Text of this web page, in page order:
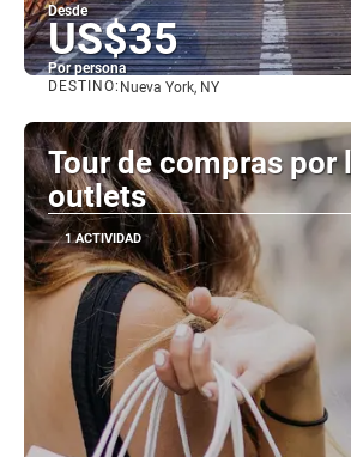
Desde
US$35
Por persona
DESTINO: Nueva York, NY
Tour de compras por
outlets
1 ACTIVIDAD